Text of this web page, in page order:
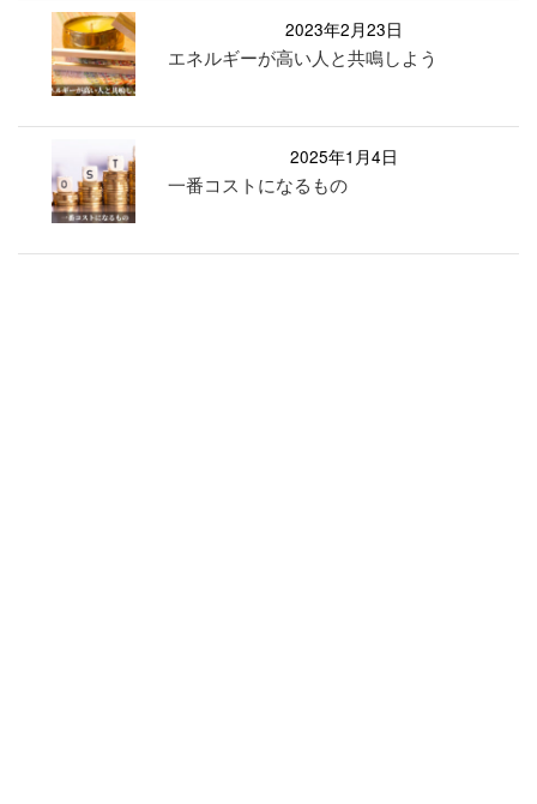
2023年2月23日
エネルギーが高い人と共鳴しよう
2025年1月4日
一番コストになるもの